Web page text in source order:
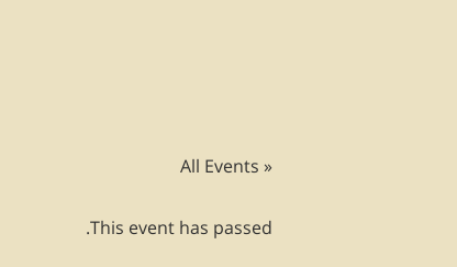
« All Events
This event has passed.